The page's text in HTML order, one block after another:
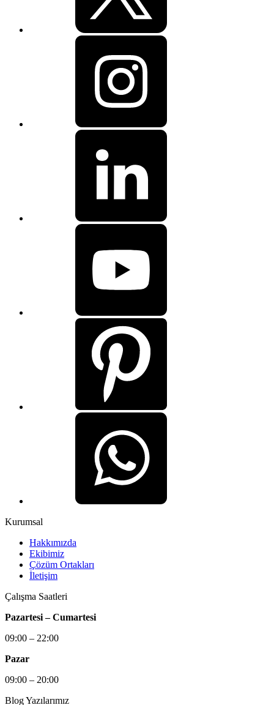
Kurumsal
Hakkımızda
Ekibimiz
Çözüm Ortakları
İletişim
Çalışma Saatleri
Pazartesi – Cumartesi
09:00 – 22:00
Pazar
09:00 – 20:00
Blog Yazılarımız